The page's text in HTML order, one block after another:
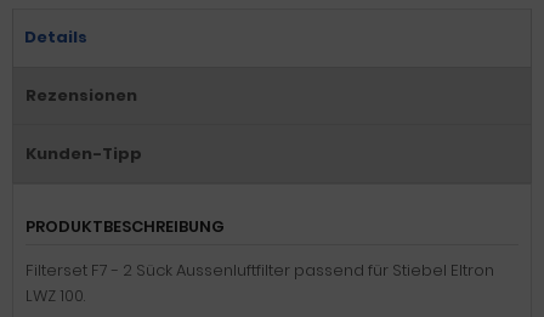
Details
Rezensionen
Kunden-Tipp
PRODUKTBESCHREIBUNG
Filterset F7 - 2 Sück Aussenluftfilter passend für Stiebel Eltron
LWZ 100.